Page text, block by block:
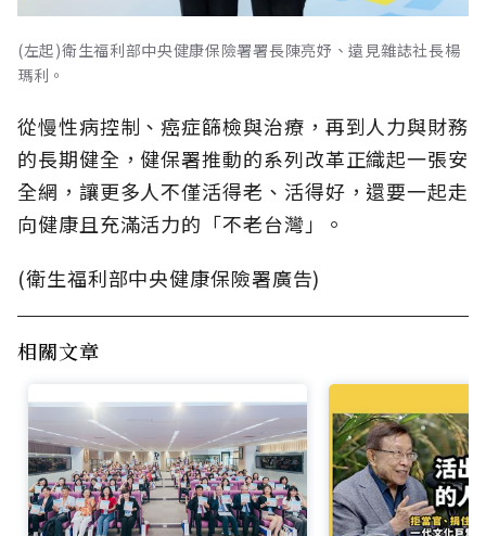
(左起)衛生福利部中央健康保險署署長陳亮妤、遠見雜誌社長楊
瑪利。
從慢性病控制、癌症篩檢與治療，再到人力與財務
的長期健全，健保署推動的系列改革正織起一張安
全網，讓更多人不僅活得老、活得好，還要一起走
向健康且充滿活力的「不老台灣」。
(衛生福利部中央健康保險署廣告)
相關文章